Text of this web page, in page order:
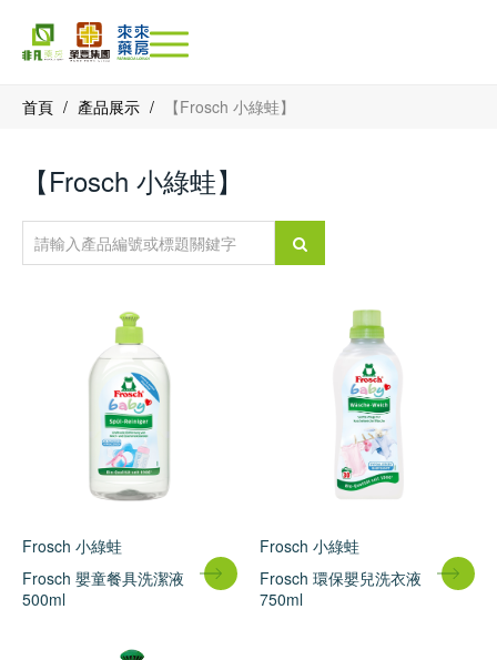
首頁 / 產品展示 / 【Frosch 小綠蛙】
【Frosch 小綠蛙】
Frosch 小綠蛙
Frosch 嬰童餐具洗潔液
500ml
Frosch 小綠蛙
Frosch 環保嬰兒洗衣液
750ml